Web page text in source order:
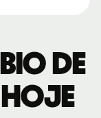
de
hoje